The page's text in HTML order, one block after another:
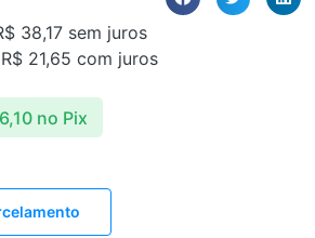
38,17sem juros
R$21,65 com juros
no Pix